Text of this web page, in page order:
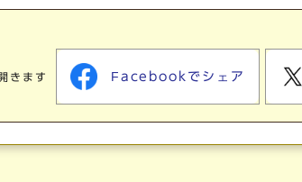
きます Facebookでシェア